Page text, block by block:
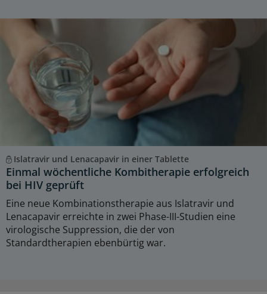
Islatravir und Lenacapavir in einer Tablette
Einmal wöchentliche Kombitherapie erfolgreich
bei HIV geprüft
Eine neue Kombinationstherapie aus Islatravir und
Lenacapavir erreichte in zwei Phase-III-Studien eine
virologische Suppression, die der von
Standardtherapien ebenbürtig war.